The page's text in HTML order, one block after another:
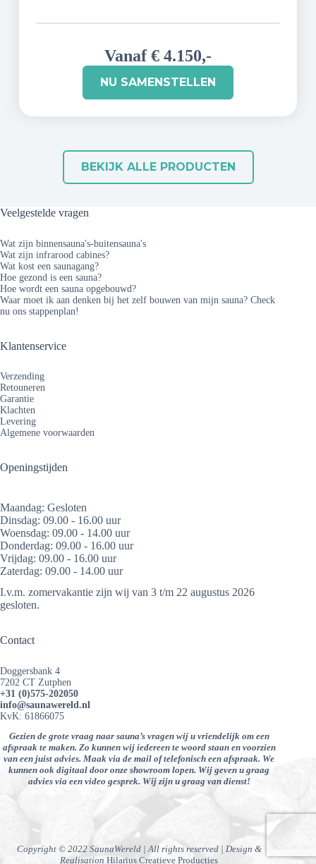
Vanaf € 4.150,-
NU SAMENSTELLEN
BEKIJK ALLE PRODUCTEN
Veelgestelde vragen
Wat zijn binnensauna's-buitensauna's
Wat zijn infrarood cabines?
Wat kost een saunagang?
Hoe gezond is een sauna?
Hoe wordt een sauna opgebouwd?
Waar moet ik aan denken bij het zelf bouwen van mijn sauna? Check
nu ons stappenplan!
Klantenservice
Verzending
Retouneren
Garantie
Klachten
Levering
Algemene voorwaarden
Openingstijden
Maandag: Gesloten
Dinsdag: 09.00 - 16.00 uur
Woensdag: 09.00 - 14.00 uur
Donderdag: 09.00 - 16.00 uur
Vrijdag: 09.00 - 16.00 uur
Zaterdag: 09.00 - 14.00 uur
I.v.m. zomervakantie zijn wij van 3 t/m 22 augustus 2026
gesloten.
Contact
Doggersbank 4
7202 CT Zutphen
+31 (0)575-202050
info@saunawereld.nl
KvK: 61866075
Gezien de grote vraag naar sauna’s vragen wij u vriendelijk om een
afspraak te maken. Zo kunnen wij iedereen te woord staan en voorzien
van een juist advies. Maak via de mail of telefonisch een afspraak. We
kunnen ook digitaal door onze showroom lopen. Wij geven u graag
advies via een video gesprek. Wij zijn u graag van dienst!
Copyright © 2022 SaunaWereld | All rights reserved | Design &
RealisationHilarius Creatieve Producties